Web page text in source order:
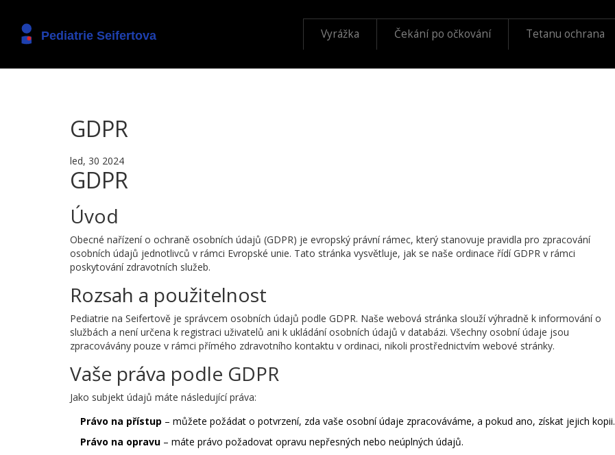
Vyrážka Čekání po očkování Tetanu ochrana
GDPR
led, 30 2024
GDPR
Úvod
Obecné nařízení o ochraně osobních údajů (GDPR) je evropský právní rámec, který stanovuje pravidla pro zpracování
osobních údajů jednotlivců v rámci Evropské unie. Tato stránka vysvětluje, jak se naše ordinace řídí GDPR v rámci
poskytování zdravotních služeb.
Rozsah a použitelnost
Pediatrie na Seifertově je správcem osobních údajů podle GDPR. Naše webová stránka slouží výhradně k informování o
službách a není určena k registraci uživatelů ani k ukládání osobních údajů v databázi. Všechny osobní údaje jsou
zpracovávány pouze v rámci přímého zdravotního kontaktu v ordinaci, nikoli prostřednictvím webové stránky.
Vaše práva podle GDPR
Jako subjekt údajů máte následující práva:
Právo na přístup – můžete požádat o potvrzení, zda vaše osobní údaje zpracováváme, a pokud ano, získat jejich kopii.
Právo na opravu – máte právo požadovat opravu nepřesných nebo neúplných údajů.